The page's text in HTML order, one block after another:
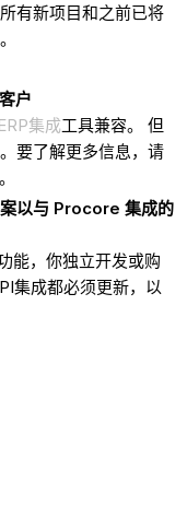
有新项目和之前已将
户
ERP集成工具兼容。 但
要了解更多信息，请
。
以与 Procore 集成的
能，你独立开发或购
集成都必须更新，以